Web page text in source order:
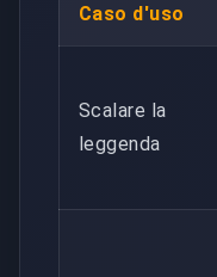
Caso d'uso
Scalare la
leggenda